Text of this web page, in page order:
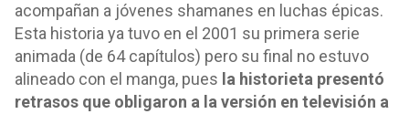
acompañan a jóvenes shamanes en luchas épicas.
Esta historia ya tuvo en el 2001 su primera serie
animada (de 64 capítulos) pero su final no estuvo
alineado con el manga, pues la historieta presentó
retrasos que obligaron a la versión en televisión a